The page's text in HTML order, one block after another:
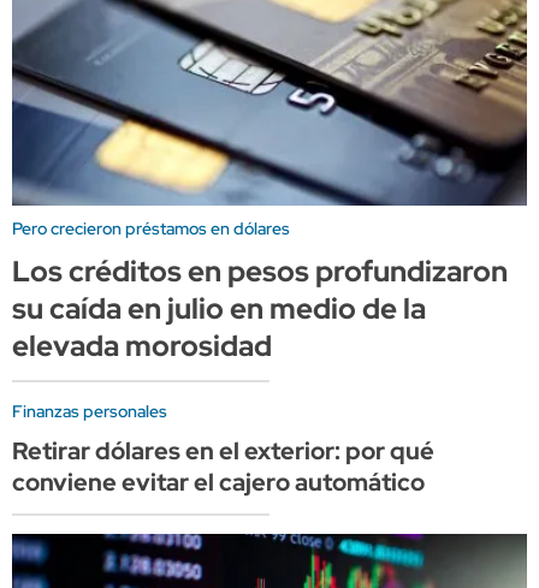
Pero crecieron préstamos en dólares
Los créditos en pesos profundizaron
su caída en julio en medio de la
elevada morosidad
Finanzas personales
Retirar dólares en el exterior: por qué
conviene evitar el cajero automático